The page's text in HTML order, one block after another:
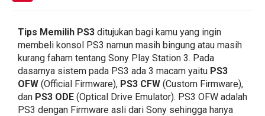
Tips Memilih PS3 ditujukan bagi kamu yang ingin
membeli konsol PS3 namun masih bingung atau masih
kurang faham tentang Sony Play Station 3. Pada
dasarnya sistem pada PS3 ada 3 macam yaitu PS3
OFW (Official Firmware), PS3 CFW (Custom Firmware),
dan PS3 ODE (Optical Drive Emulator). PS3 OFW adalah
PS3 dengan Firmware asli dari Sony sehingga hanya